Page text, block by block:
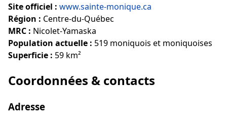
Site officiel : www.sainte-monique.ca
Région : Centre-du-Québec
MRC : Nicolet-Yamaska
Population actuelle : 519 moniquois et moniquoises
Superficie : 59 km²
Coordonnées & contacts
Adresse